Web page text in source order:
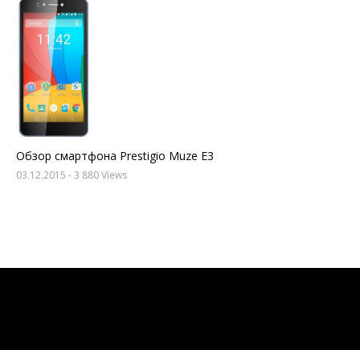
Обзор смартфона Prestigio Muze E3
03.12.2015 - 3 880 Views